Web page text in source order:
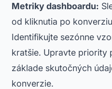
Metriky dashboardu:
od kliknutia po
Identifikujte sezónne
kratšie. Upravte priority
základe skutočných
konverzie.